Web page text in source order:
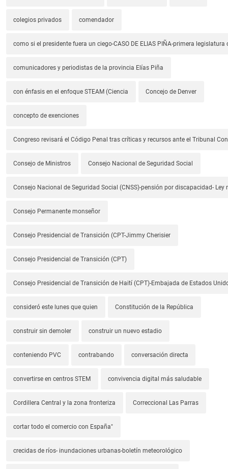
colegios privados comendador
como si el presidente fuera un ciego-CASO DE ELIAS PIÑA-primera legislatura
comunicadores y periodistas de la provincia Elías Piña
con énfasis en el enfoque STEAM (Ciencia Concejo de Denver
concepto de exenciones
Congreso revisará el Código Penal tras críticas y recursos ante el Tribunal
Consejo de Ministros Consejo Nacional de Seguridad Social
Consejo Nacional de Seguridad Social (CNSS)-pensión por discapacidad- Ley
Consejo Permanente monseñor
Consejo Presidencial de Transición (CPT-Jimmy Cherisier
Consejo Presidencial de Transición (CPT)
Consejo Presidencial de Transición de Haití (CPT)-Embajada de Estados
consideró este lunes que quien Constitución de la República
construir sin demoler construir un nuevo estadio
conteniendo PVC contrabando conversación directa
convertirse en centros STEM convivencia digital más saludable
Cordillera Central y la zona fronteriza Correccional Las Parras
cortar todo el comercio con España"
crecidas de ríos- inundaciones urbanas-boletín meteorológico